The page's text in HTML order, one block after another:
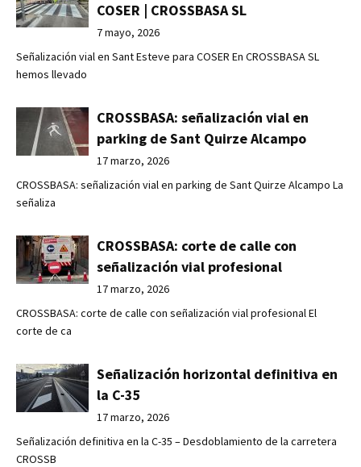
COSER | CROSSBASA SL
7 mayo, 2026
Señalización vial en Sant Esteve para COSER En CROSSBASA SL
hemos llevado
CROSSBASA: señalización vial en
parking de Sant Quirze Alcampo
17 marzo, 2026
CROSSBASA: señalización vial en parking de Sant Quirze Alcampo La
señaliza
CROSSBASA: corte de calle con
señalización vial profesional
17 marzo, 2026
CROSSBASA: corte de calle con señalización vial profesional El
corte de ca
Señalización horizontal definitiva en
la C-35
17 marzo, 2026
Señalización definitiva en la C-35 – Desdoblamiento de la carretera
CROSSB